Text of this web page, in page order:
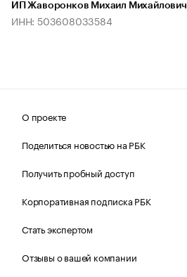
ИП Жаворонков Михаил Михайлович
ИНН: 503608033584
О проекте
Поделиться новостью на РБК
Получить пробный доступ
Корпоративная подписка РБК
Стать экспертом
Отзывы о вашей компании